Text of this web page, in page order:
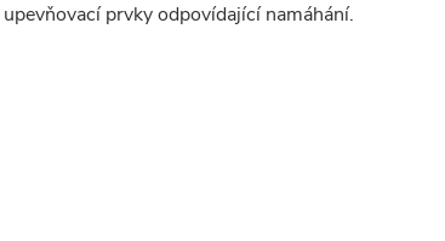
prvky odpovídající namáhání.